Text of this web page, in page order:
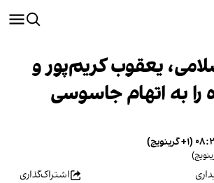
یعقوب کریم‌پور و
را به اتهام جاسوسی
اشتراک‌گذاری